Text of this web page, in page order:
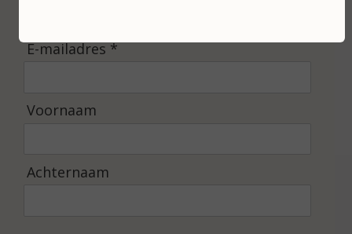
E-mailadres *
Voornaam
Achternaam